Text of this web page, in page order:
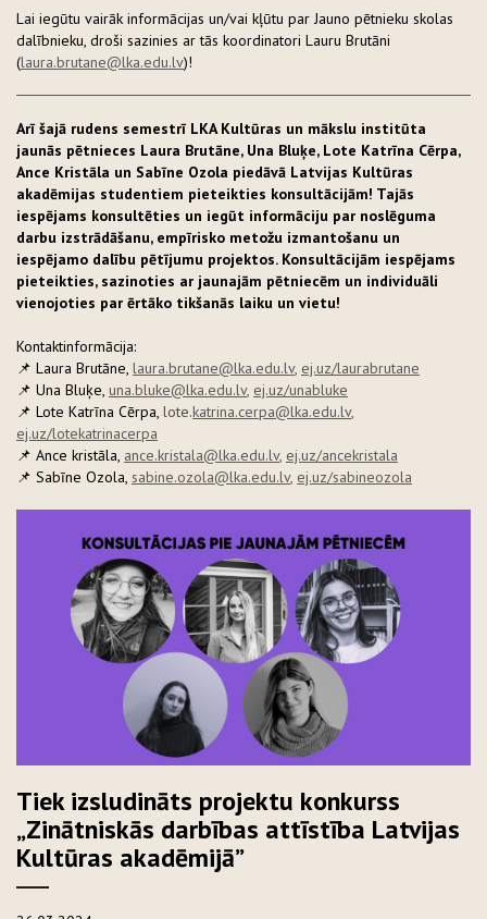
Lai iegūtu vairāk informācijas un/vai kļūtu par Jauno pētnieku skolas
dalībnieku, droši sazinies ar tās koordinatori Lauru Brutāni
(laura.brutane@lka.edu.lv)!
Arī šajā rudens semestrī LKA Kultūras un mākslu institūta
jaunās pētnieces Laura Brutāne, Una Bluķe, Lote Katrīna Cērpa,
Ance Kristāla un Sabīne Ozola piedāvā Latvijas Kultūras
akadēmijas studentiem pieteikties konsultācijām! Tajās
iespējams konsultēties un iegūt informāciju par noslēguma
darbu izstrādāšanu, empīrisko metožu izmantošanu un
iespējamo dalību pētījumu projektos. Konsultācijām iespējams
pieteikties, sazinoties ar jaunajām pētniecēm un individuāli
vienojoties par ērtāko tikšanās laiku un vietu!
Kontaktinformācija:
📌 Laura Brutāne, laura.brutane@lka.edu.lv, ej.uz/laurabrutane
📌 Una Bluķe, una.bluke@lka.edu.lv, ej.uz/unabluke
📌 Lote Katrīna Cērpa, lote.katrina.cerpa@lka.edu.lv,
ej.uz/lotekatrinacerpa
📌 Ance kristāla, ance.kristala@lka.edu.lv, ej.uz/ancekristala
📌 Sabīne Ozola, sabine.ozola@lka.edu.lv, ej.uz/sabineozola
Tiek izsludināts projektu konkurss
„Zinātniskās darbības attīstība Latvijas
Kultūras akadēmijā”